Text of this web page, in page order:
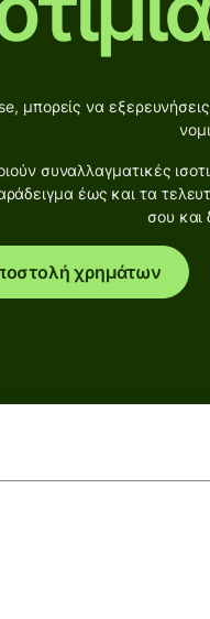
μπορείς να
συναλλαγματικές
έως και τα
σου και
χρημάτων